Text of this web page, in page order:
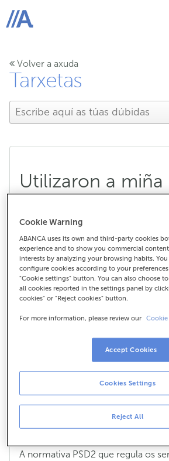
ABANCA
Volver a axuda
Tarxetas
Utilizaron a miña
non recibín
para autorizar a
por que non
notificación en
compras?
Utilizaron a miña tarxeta de
fraudulenta e non recibín
para autorizar a compra, por
recibo a notificación en todas
compras?
A normativa PSD2 que regula os
Cookie Warning
ABANCA uses its own and third-party cookies
experience and to show you commercial
interests by analyzing your browsing habits.
configure cookies according to your
"Cookie settings" button. You can also choose
all cookies reported in the settings panel by
cookies" or "Reject cookies" button.
For more information, please review our Cookie
Reject All
Cookies Settings
Accept Cookies